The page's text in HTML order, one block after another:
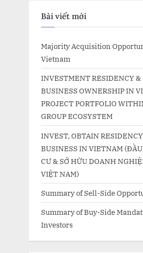
Bài viết mới
Majority Acquisition
Vietnam
INVESTMENT RESIDENCY &
BUSINESS OWNERSHIP IN
PROJECT PORTFOLIO
GROUP ECOSYSTEM
INVEST, OBTAIN
BUSINESS IN VIETNAM
CƯ & SỞ HỮU DOANH
VIỆT NAM)
Summary of Sell-Side
Summary of Buy-Side
Investors